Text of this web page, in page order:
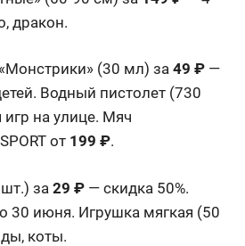
дракон.
(30 мл) за 49 ₽ —
Водный пистолет (730
игр на улице. Мяч
от 199 ₽.
за 29 ₽ — скидка 50%.
30 июня. Игрушка мягкая (50
коты.